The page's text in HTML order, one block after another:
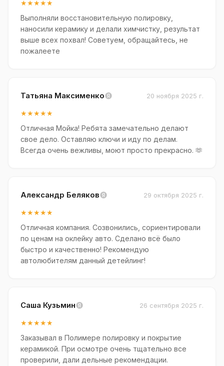
★★★★★
Выполняли восстановительную полировку,
наносили керамику и делали химчистку, результат
выше всех похвал! Советуем, обращайтесь, не
пожалеете
Татьяна Максименко 20 ноября 2025 г.
★★★★★
Отличная Мойка! Ребята замечательно делают
свое дело. Оставляю ключи и иду по делам.
Всегда очень вежливы, моют просто прекрасно. 🫶
Александр Беляков 29 октября 2025 г.
★★★★★
Отличная компания. Созвонились, сориентировали
по ценам на оклейку авто. Сделано всё было
быстро и качественно! Рекомендую
автолюбителям данный детейлинг!
Саша Кузьмин 26 сентября 2025 г.
★★★★★
Заказывал в Полимере полировку и покрытие
керамикой. При осмотре очень тщательно все
проверили, дали дельные рекомендации.